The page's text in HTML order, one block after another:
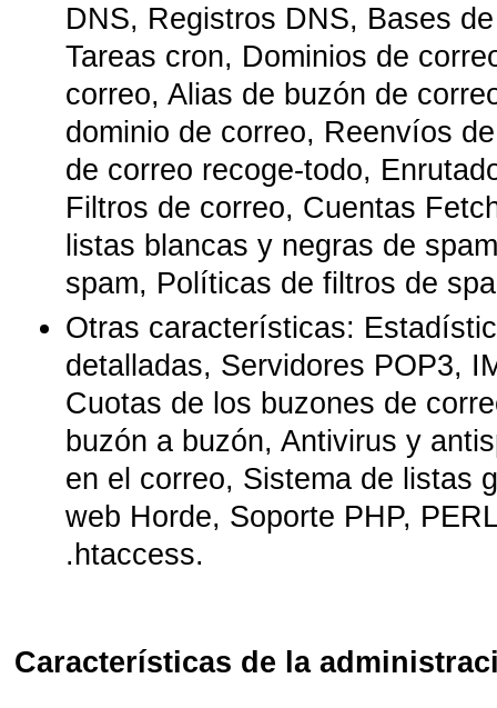
DNS, Registros DNS, Bases
Tareas cron, Dominios de
correo, Alias de buzón de
dominio de correo, Reenvíos
de correo recoge-todo,
Filtros de correo, Cuentas
listas blancas y negras de
spam, Políticas de filtros de
Otras características:
detalladas, Servidores POP3,
Cuotas de los buzones de
buzón a buzón, Antivirus y
en el correo, Sistema de listas
web Horde, Soporte PHP,
.htaccess.
Características de la